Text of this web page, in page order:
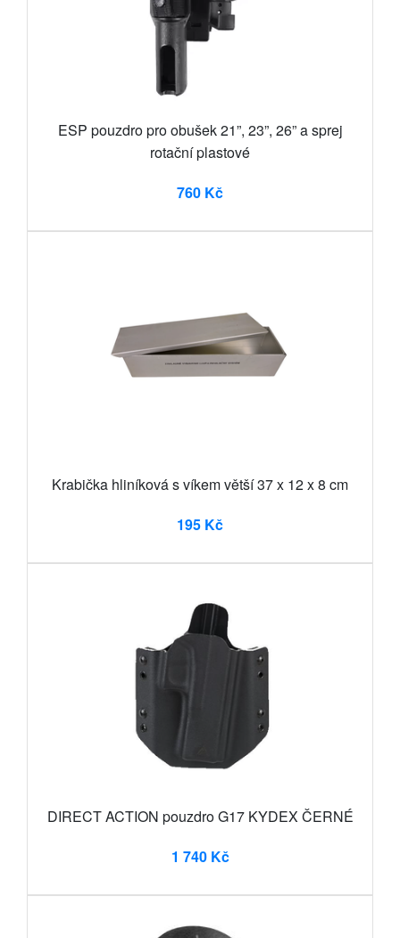
ESP pouzdro pro obušek 21”, 23”, 26” a sprej
rotační plastové
760 Kč
Krabička hliníková s víkem větší 37 x 12 x 8 cm
195 Kč
DIRECT ACTION pouzdro G17 KYDEX ČERNÉ
1 740 Kč